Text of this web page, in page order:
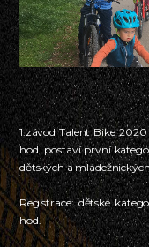
1.závod Talent Bike
hod. postaví první
dětských a
Registrace: dětské
hod.